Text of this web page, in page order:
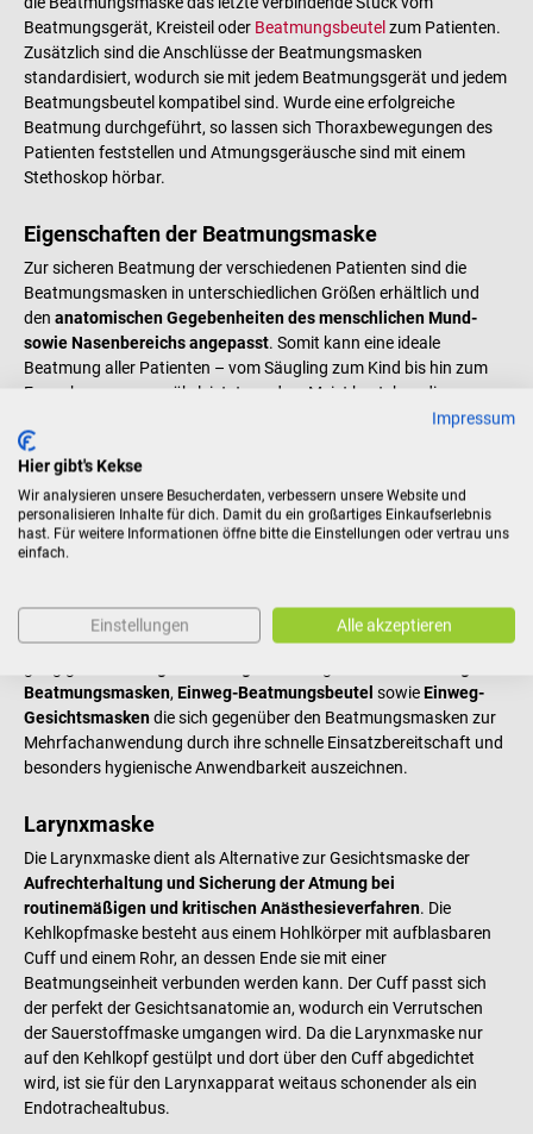
Beatmungsgerät, Kreisteil oder Beatmungsbeutel zum Patienten.
Zusätzlich sind die Anschlüsse der Beatmungsmasken
standardisiert, wodurch sie mit jedem Beatmungsgerät und jedem
Beatmungsbeutel kompatibel sind. Wurde eine erfolgreiche
Beatmung durchgeführt, so lassen sich Thoraxbewegungen des
Patienten feststellen und Atmungsgeräusche sind mit einem
Stethoskop hörbar.
Eigenschaften der Beatmungsmaske
Zur sicheren Beatmung der verschiedenen Patienten sind die
Beatmungsmasken in unterschiedlichen Größen erhältlich und
den anatomischen Gegebenheiten des menschlichen Mund-
sowie Nasenbereichs angepasst. Somit kann eine ideale
Beatmung aller Patienten – vom Säugling zum Kind bis hin zum
Erwachsenen – gewährleistet werden. Meist bestehen die
Beatmungsmasken aus einem durchsichtigen Kunststoffkörper,
um die Nase und den Mund des Patienten beobachten zu können.
Damit die Beatmungsmasken luftdicht auf den Gesichtern der
Patienten abschließen, sind sie zumeist mit einem elastischen
Rand versehen. Die anatomische Form, oftmals in Tropfenform,
und der selbstaufblasbare Wulst der Beatmungsmasken sorgen
großer Patient. Einige Beatmungsmasken können für einen
sicheren Halt zudem mittels Kopfriemen befestigt werden. Neben
Beatmungsmasken, Einweg-Beatmungsbeutel sowieEinweg-
Gesichtsmaskendie sich gegenüber den Beatmungsmasken zur
Mehrfachanwendung durch ihre schnelle Einsatzbereitschaft und
besonders hygienische Anwendbarkeit auszeichnen.
Larynxmaske
Die Larynxmaske dient als Alternative zur Gesichtsmaske der
Aufrechterhaltung und Sicherung der Atmung bei
routinemäßigen und kritischen Anästhesieverfahren. Die
Kehlkopfmaske besteht aus einem Hohlkörper mit aufblasbaren
Cuff und einem Rohr, an dessen Ende sie mit einer
Beatmungseinheit verbunden werden kann. Der Cuff passt sich
der perfekt der Gesichtsanatomie an, wodurch ein Verrutschen
der Sauerstoffmaske umgangen wird. Da die Larynxmaske nur
auf den Kehlkopf gestülpt und dort über den Cuff abgedichtet
wird, ist sie für den Larynxapparat weitaus schonender als ein
Endotrachealtubus.
Impressum
Hier gibt's Kekse
Wir analysieren unsere Besucherdaten, verbessern unsere Website und
personalisieren Inhalte für dich. Damit du ein großartiges Einkaufserlebnis
hast. Für weitere Informationen öffne bitte die Einstellungen oder vertrau uns
einfach.
Einstellungen Alle akzeptieren